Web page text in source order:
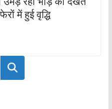
में हुई वृद्धि
खोजें